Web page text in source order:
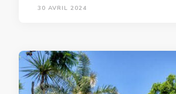
30 AVRIL 2024